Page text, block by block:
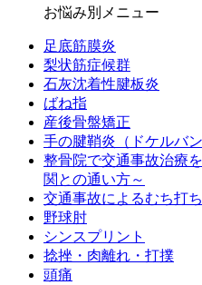
お悩み別メニュー
足底筋膜炎
梨状筋症候群
石灰沈着性腱板炎
ばね指
産後骨盤矯正
手の腱鞘炎（ドケルバン
整骨院で交通事故治療
関との通い方～
交通事故によるむち打
野球肘
シンスプリント
捻挫・肉離れ・打撲
頭痛